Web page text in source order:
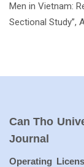
Men in Vietnam:
Sectional Study”,
Can Tho
Journal
Operating